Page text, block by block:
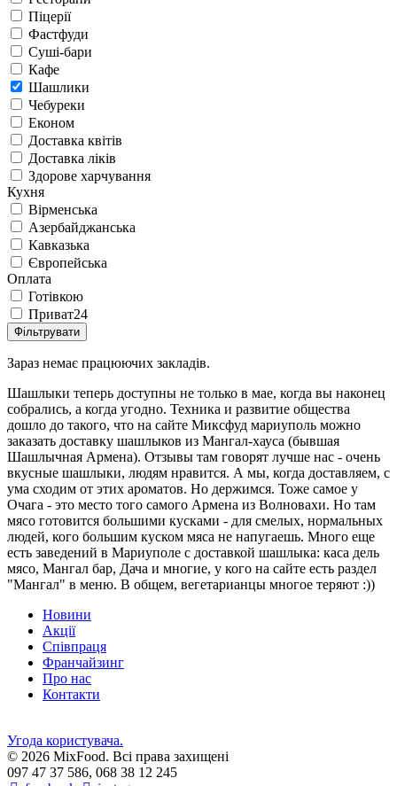
Піцерії
Фастфуди
Суші-бари
Кафе
Шашлики
Чебуреки
Економ
Доставка квітів
Доставка ліків
Здорове харчування
Кухня
Вірменська
Азербайджанська
Кавказька
Європейська
Оплата
Готівкою
Приват24
Фільтрувати
Зараз немає працюючих закладів.
Шашлыки теперь доступны не только в мае, когда вы наконец
собрались, а когда угодно. Техника и развитие общества
дошло до такого, что на сайте Миксфуд мариуполь можно
заказать доставку шашлыков из Мангал-хауса (бывшая
Шашлычная Армена). Отзывы там говорят лучше нас - очень
вкусные шашлыки, людям нравится. А мы, когда доставляем, с
ума сходим от этих ароматов. Но держимся. Тоже самое у
Очага - это место того самого Армена из Волновахи. Но там
мясо готовится большими кусками - для смелых, нормальных
людей, кого большим куском мяса не напугаешь. Много еще
есть заведений в Мариуполе с доставкой шашлыка: каса дель
мясо, Мангал бар, Дача и многие, у кого на сайте есть раздел
"Мангал" в меню. В общем, вегетарианцы многое теряют :))
Новини
Акції
Співпраця
Франчайзинг
Про нас
Контакти
Угода користувача.
© 2026 MixFood. Всі права захищені
097 47 37 586, 068 38 12 245